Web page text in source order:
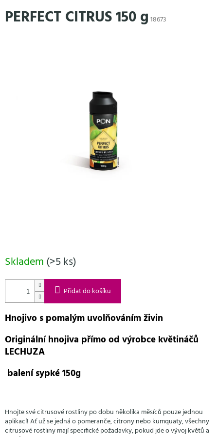
na
obsah
PERFECT CITRUS 150 g 18673
Skladem (>5 ks)
Přidat do košíku
Hnojivo s pomalým uvolňováním živin
Originální hnojiva přímo od výrobce květináčů
LECHUZA
balení sypké 150g
Hnojte své citrusové rostliny po dobu několika měsíců pouze jednou
aplikací! Ať už se jedná o pomeranče, citrony nebo kumquaty, všechny
citrusové rostliny mají specifické požadavky, pokud jde o vývoj květů a